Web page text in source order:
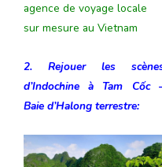
agence de voyage locale
sur mesure au Vietnam
2. Rejouer les
d’Indochine à Tam Cốc
Baie d’Halong terrestre: